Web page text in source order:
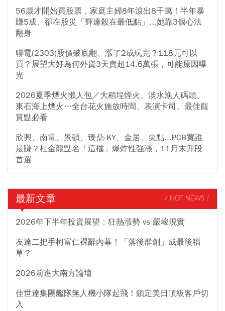
56歲才開始買股票，家庭主婦8年滾出8千萬！半年暴
賺5成、卻在股災「輝達殺在最低點」...她靠3個心法
翻身
聯電(2303)股價破底翻、漲了2成玩完？118元可以
買？展望大好為何外資3天賣超14.6萬張，可能原因曝
光
2026夏季煙火懶人包／大稻埕煙火、淡水漁人碼頭、
東石海上煙火…全台花火施放時間、表演卡司、最佳觀
賞點必看
欣興、南電、景碩、臻鼎-KY、金居、尖點...PCB買誰
最賺？杜金龍點名「這檔」爆炸性強漲，11月末升段
首選
最新文章 / HOT NEWS /
2026年下半年投資展望：狂熱漲勢 vs 嚴峻現實
友達二把手柯富仁裸辭內幕！「落後群創」成最後稻
草？
2026前進大南方論壇
佳世達集團艦隊無人機小隊起飛！鎖定美日頂級客戶切
入